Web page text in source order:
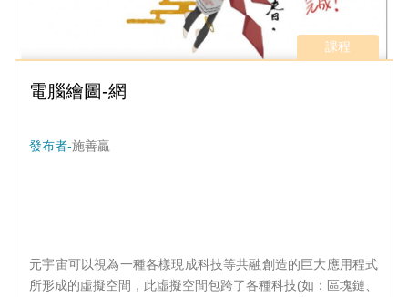
課程
電腦繪圖-網
發布者-施善贏
元宇宙可以視為一種各樣現成科技等共融創造的巨大應用程式
所形成的虛擬空間，此虛擬空間包跨了各種科技(如：區塊鏈、